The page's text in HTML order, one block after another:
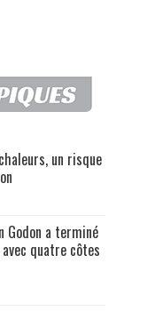
un risque
Godon a terminé
quatre côtes